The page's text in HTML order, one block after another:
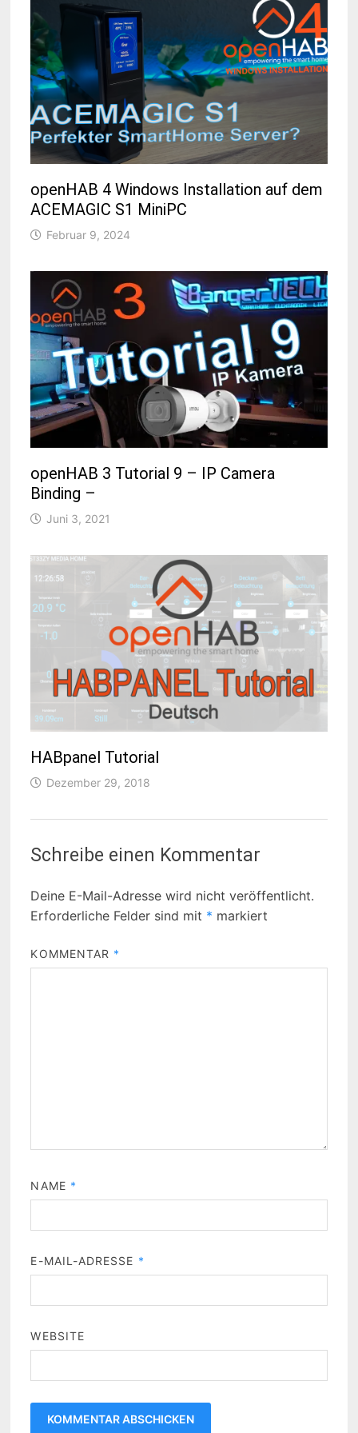
openHAB 4 Windows Installation auf dem
ACEMAGIC S1 MiniPC
Februar 9, 2024
openHAB 3 Tutorial 9 – IP Camera
Binding –
Juni 3, 2021
HABpanel Tutorial
Dezember 29, 2018
Schreibe einen Kommentar
Deine E-Mail-Adresse wird nicht veröffentlicht.
Erforderliche Felder sind mit * markiert
KOMMENTAR *
NAME *
E-MAIL-ADRESSE *
WEBSITE